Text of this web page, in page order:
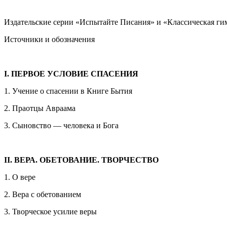
Издательские серии «Испытайте Писания» и «Классическая
Источники и обозначения
I. ПЕРВОЕ УСЛОВИЕ СПАСЕНИЯ
1. Учение о спасении в Книге Бытия
2. Праотцы Авраама
3. Сыновство — человека и Бога
II. ВЕРА. ОБЕТОВАНИЕ. ТВОРЧЕСТВО
1. О вере
2. Вера с обетованием
3. Творческое усилие веры